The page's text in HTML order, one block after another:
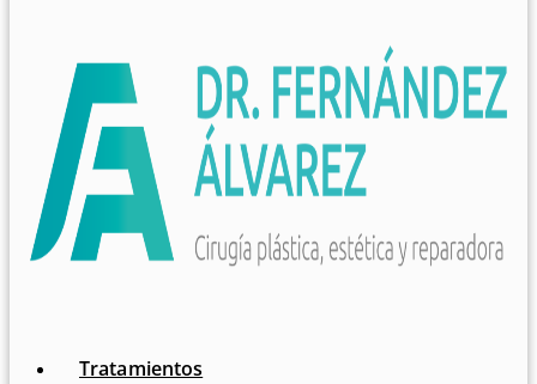
Tratamientos